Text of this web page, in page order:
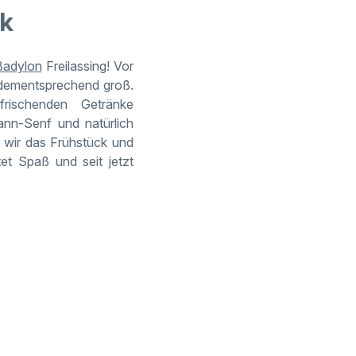
Freilassing! Vor
groß.
Getränke
Senf und natürlich
das Frühstück und
Spaß und seit jetzt